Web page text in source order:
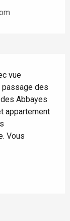
vue
passage des
Abbayes
appartement
Vous